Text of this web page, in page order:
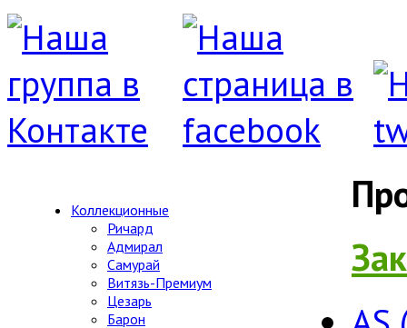
Коллекционные
Ричард
Адмирал
Самурай
Витязь-Премиум
Цезарь
Барон